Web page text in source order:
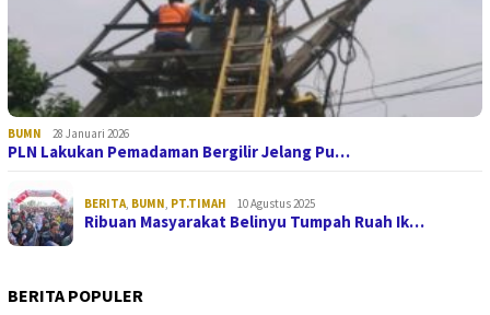
BUMN 28 Januari 2026
PLN Lakukan Pemadaman Bergilir Jelang Pu…
BERITA, BUMN, PT.TIMAH 10 Agustus 2025
Ribuan Masyarakat Belinyu Tumpah Ruah Ik…
BERITA POPULER